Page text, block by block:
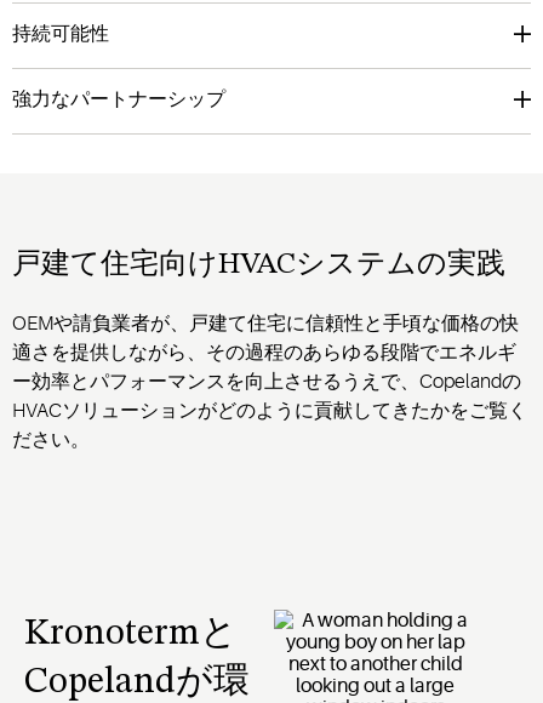
持続可能性
強力なパートナーシップ
戸建て住宅向けHVACシステムの実践
OEMや請負業者が、戸建て住宅に信頼性と手頃な価格の快
適さを提供しながら、その過程のあらゆる段階でエネルギ
ー効率とパフォーマンスを向上させるうえで、Copelandの
HVACソリューションがどのように貢献してきたかをご覧く
ださい。
Kronotermと
Copelandが環